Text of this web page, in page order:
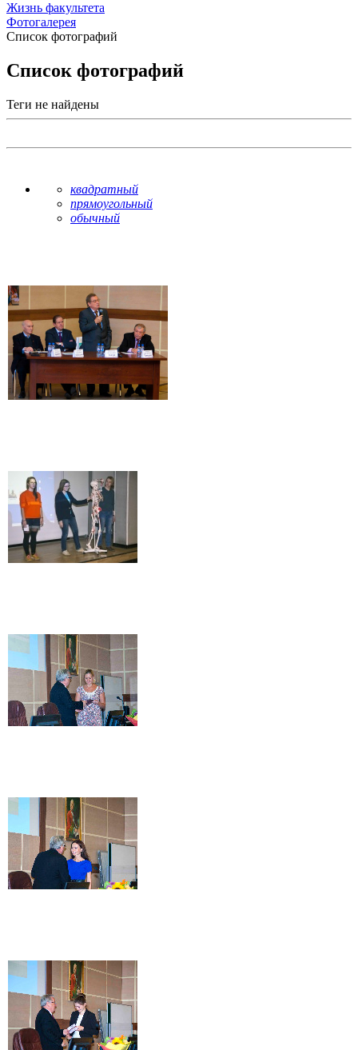
Жизнь факультета
Фотогалерея
Список фотографий
Список фотографий
Теги не найдены
квадратный
прямоугольный
обычный